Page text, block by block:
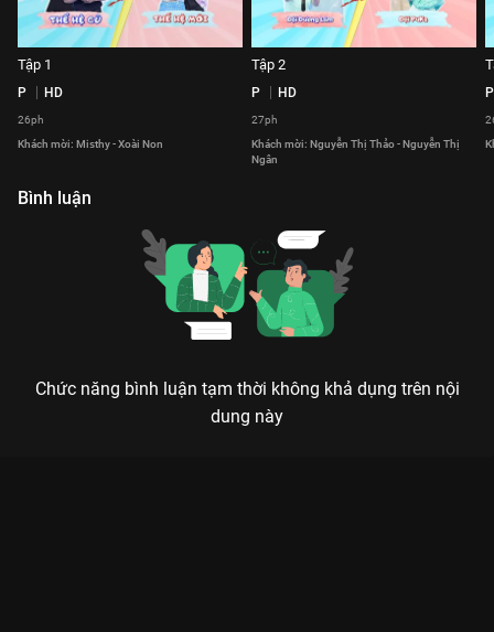
Tập 1
P HD
26ph
Khách mời: Misthy - Xoài Non
Tập 2
P HD
27ph
Khách mời: Nguyễn Thị Thảo - Nguyễn Thị
Ngân
P
Bình luận
Chức năng bình luận tạm thời không khả dụng trên nội
dung này